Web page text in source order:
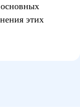
этих